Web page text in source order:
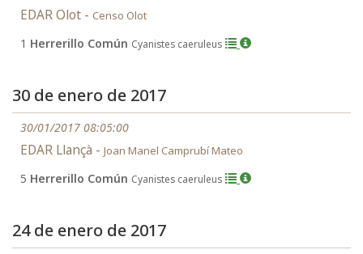
EDAR Olot - Censo Olot
1 Herrerillo Común Cyanistes caeruleus
30 de enero de 2017
30/01/2017 08:05:00
EDAR Llançà - Joan Manel Camprubí Mateo
5 Herrerillo Común Cyanistes caeruleus
24 de enero de 2017